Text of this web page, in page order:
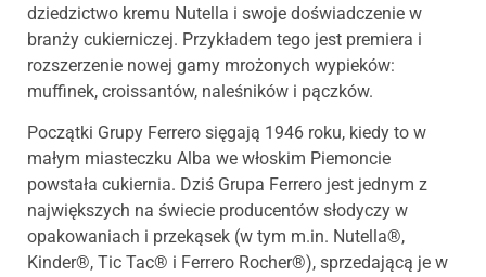
dziedzictwo kremu Nutella i swoje doświadczenie w
branży cukierniczej. Przykładem tego jest premiera i
rozszerzenie nowej gamy mrożonych wypieków:
muffinek, croissantów, naleśników i pączków.
Początki Grupy Ferrero sięgają 1946 roku, kiedy to w
małym miasteczku Alba we włoskim Piemoncie
powstała cukiernia. Dziś Grupa Ferrero jest jednym z
największych na świecie producentów słodyczy w
opakowaniach i przekąsek (w tym m.in. Nutella®,
Kinder®, Tic Tac® i Ferrero Rocher®), sprzedającą je w